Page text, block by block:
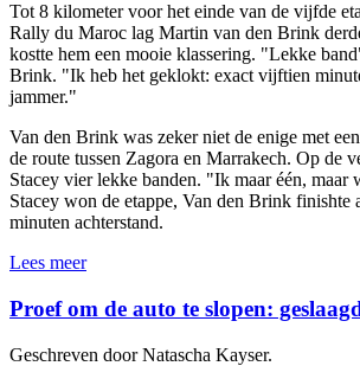
Tot 8 kilometer voor het einde van de vijfde
Rally du Maroc lag Martin van den Brink
kostte hem een mooie klassering. "Lekke
Brink. "Ik heb het geklokt: exact vijftien
jammer."
Van den Brink was zeker niet de enige met
de route tussen Zagora en Marrakech. Op de
Stacey vier lekke banden. "Ik maar één, maar
Stacey won de etappe, Van den Brink finishte
minuten achterstand.
Lees meer
Proef om de auto te slopen:
Geschreven door Natascha Kayser.